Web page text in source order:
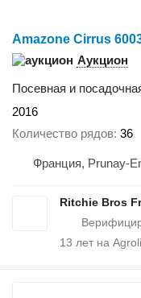
Amazone Cirrus
Аукцион
Посевная и
2016
Количество рядов 36
Франция, Prunay-
Ritchie Bros
13 лет на